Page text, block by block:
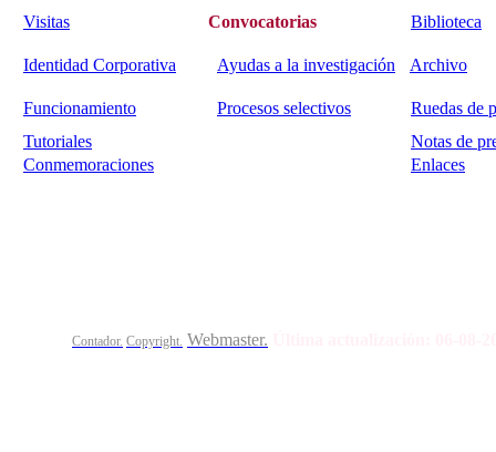
Visitas
Convocatorias Biblioteca
Identidad Corporativa Ayudas a la investigación Archivo
Funcionamiento Procesos selectivos
Ruedas de
Tutoriales
Notas de
Conmemoraciones
Enlaces
Contador. Copyright. Webmaster.